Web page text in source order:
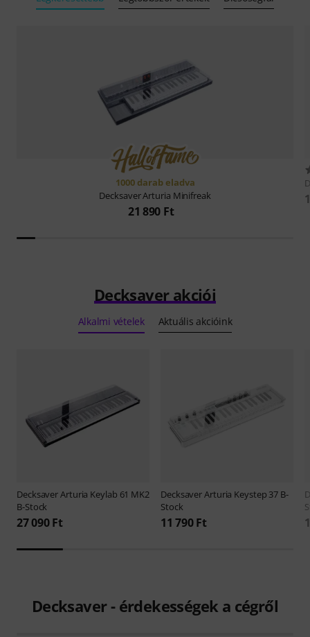
1000 darab eladva
DecksaverArturia Minifreak
21 890 Ft
Decksaver akciói
Alkalmi vételek Aktuális akcióink
DecksaverArturia Keylab 61 MK2
B-Stock
27 090 Ft
DecksaverArturia Keystep 37 B-
Stock
11 790 Ft
Decksaver - érdekességek a cégről